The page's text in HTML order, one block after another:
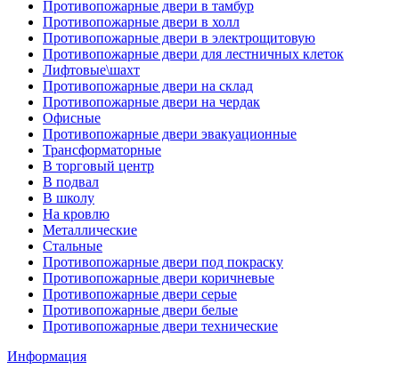
Противопожарные двери в тамбур
Противопожарные двери в холл
Противопожарные двери в электрощитовую
Противопожарные двери для лестничных клеток
Лифтовые\шахт
Противопожарные двери на склад
Противопожарные двери на чердак
Офисные
Противопожарные двери эвакуационные
Трансформаторные
В торговый центр
В подвал
В школу
На кровлю
Металлические
Стальные
Противопожарные двери под покраску
Противопожарные двери коричневые
Противопожарные двери серые
Противопожарные двери белые
Противопожарные двери технические
Информация